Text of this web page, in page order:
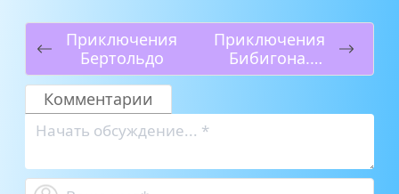
Приключения
Бертольдо
Приключения
Бибигона.
Часть 2
Комментарии